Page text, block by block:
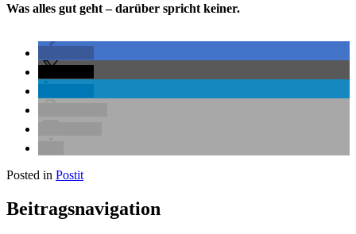
Was alles gut geht – darüber spricht keiner.
Posted in Postit
Beitragsnavigation